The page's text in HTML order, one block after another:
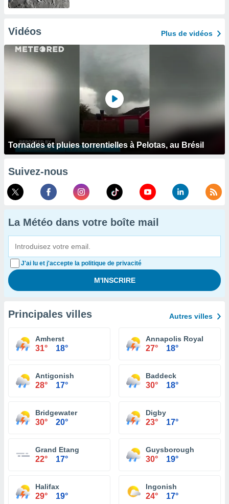
Vidéos Plus de vidéos
Tornades et pluies torrentielles à Pelotas, au Brésil
Suivez-nous
La Météo dans votre boîte mail
J'ai lu et j'accepte la politique de privacité
Principales villes Autres villes
Amherst
31° 18°
Annapolis Royal
27° 18°
Antigonish
28° 17°
Baddeck
30° 18°
Bridgewater
30° 20°
Digby
23° 17°
Grand Etang
22° 17°
Guysborough
30° 19°
Halifax
29° 19°
Ingonish
24° 17°